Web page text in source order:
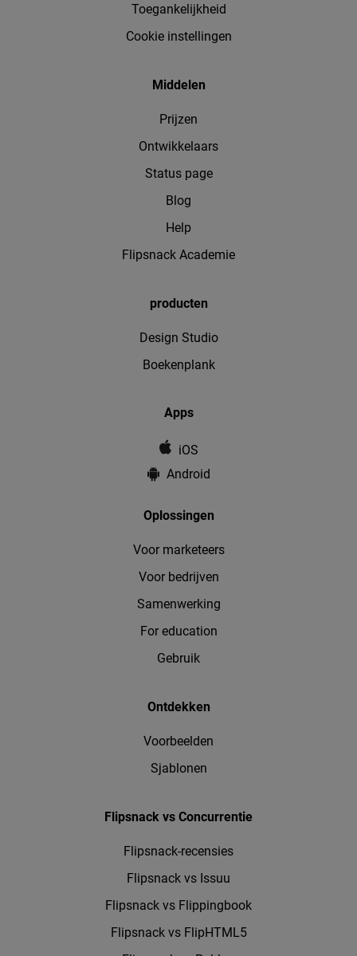
Toegankelijkheid
Cookie instellingen
Middelen
Prijzen
Ontwikkelaars
Status page
Blog
Help
Flipsnack Academie
producten
Design Studio
Boekenplank
Apps
iOS
Android
Oplossingen
Voor marketeers
Voor bedrijven
Samenwerking
For education
Gebruik
Ontdekken
Voorbeelden
Sjablonen
Flipsnack vs Concurrentie
Flipsnack-recensies
Flipsnack vs Issuu
Flipsnack vs Flippingbook
Flipsnack vs FlipHTML5